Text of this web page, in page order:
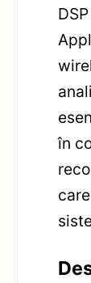
în